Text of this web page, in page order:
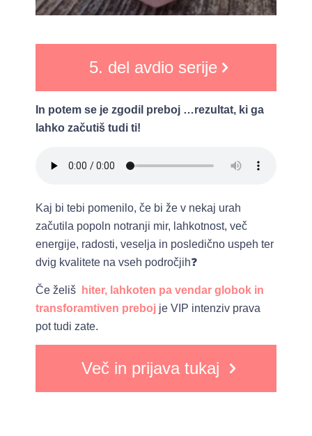
5. del avdio serije
In potem se je zgodil preboj …rezultat, ki ga
lahko začutiš tudi ti!
Kaj bi tebi pomenilo, če bi že v nekaj urah
začutila popoln notranji mir, lahkotnost, več
energije, radosti, veselja in posledično uspeh ter
dvig kvalitete na vseh področjih❓
Če želiš
hiter, lahkoten pa vendar globok in
transforamtiven preboj je VIP intenziv prava
pot tudi zate.
Več in prijava tukaj